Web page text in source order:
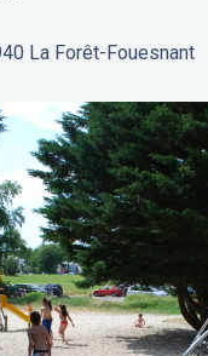
La Forêt-Fouesnant